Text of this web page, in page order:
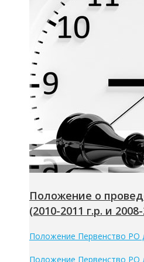
Положение о
(2010-2011 г.р. и
Положение Первенство РО
Положение Первенство РО